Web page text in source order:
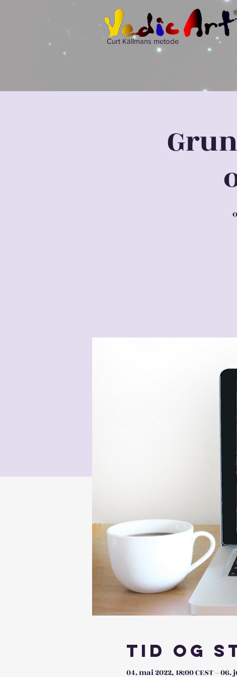
Curt Källmans metode
Tid og
04. mai 2022, 18:00 CEST – 06.